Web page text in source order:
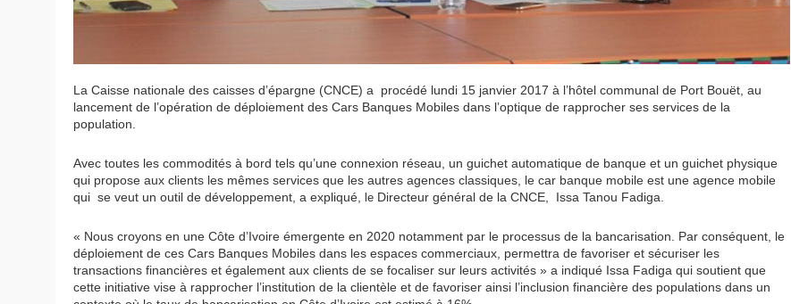
La Caisse nationale des caisses d’épargne (CNCE) a procédé lundi 15 janvier 2017 à l’hôtel communal de Port Bouët, au
lancement de l’opération de déploiement des Cars Banques Mobiles dans l’optique de rapprocher ses services de la
population.
Avec toutes les commodités à bord tels qu’une connexion réseau, un guichet automatique de banque et un guichet physique
qui propose aux clients les mêmes services que les autres agences classiques, le car banque mobile est une agence mobile
qui se veut un outil de développement, a expliqué, le Directeur général de la CNCE, Issa Tanou Fadiga.
« Nous croyons en une Côte d’Ivoire émergente en 2020 notamment par le processus de la bancarisation. Par conséquent, le
déploiement de ces Cars Banques Mobiles dans les espaces commerciaux, permettra de favoriser et sécuriser les
transactions financières et également aux clients de se focaliser sur leurs activités » a indiqué Issa Fadiga qui soutient que
cette initiative vise à rapprocher l’institution de la clientèle et de favoriser ainsi l’inclusion financière des populations dans un